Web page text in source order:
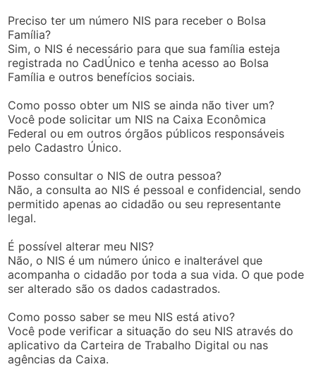
Preciso ter um número NIS para receber o Bolsa
Família?
Sim, o NIS é necessário para que sua família esteja
registrada no CadÚnico e tenha acesso ao Bolsa
Família e outros benefícios sociais.
Como posso obter um NIS se ainda não tiver um?
Você pode solicitar um NIS na Caixa Econômica
Federal ou em outros órgãos públicos responsáveis
pelo Cadastro Único.
Posso consultar o NIS de outra pessoa?
Não, a consulta ao NIS é pessoal e confidencial, sendo
permitido apenas ao cidadão ou seu representante
legal.
É possível alterar meu NIS?
Não, o NIS é um número único e inalterável que
acompanha o cidadão por toda a sua vida. O que pode
ser alterado são os dados cadastrados.
Como posso saber se meu NIS está ativo?
Você pode verificar a situação do seu NIS através do
aplicativo da Carteira de Trabalho Digital ou nas
agências da Caixa.